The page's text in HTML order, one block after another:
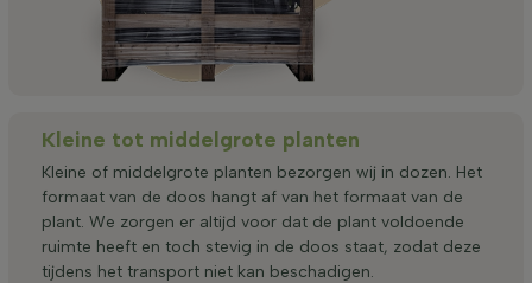
Kleine tot middelgrote planten
Kleine of middelgrote planten bezorgen wij in dozen. Het
formaat van de doos hangt af van het formaat van de
plant. We zorgen er altijd voor dat de plant voldoende
ruimte heeft en toch stevig in de doos staat, zodat deze
tijdens het transport niet kan beschadigen.